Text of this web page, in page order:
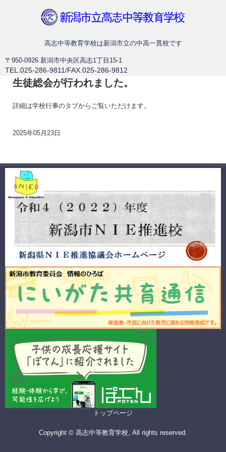
新潟市立高志中等教育学校
高志中等教育学校は新潟市立の中高一貫校です
〒950-0926 新潟市中央区高志1丁目15-1
TEL.025-286-9811/FAX.025-286-9812
生徒総会が行われました。
詳細は学校行事のタブからご覧いただけます。
2025年05月23日
トップページ
Copyright © 高志中等教育学校, All rights reserved.